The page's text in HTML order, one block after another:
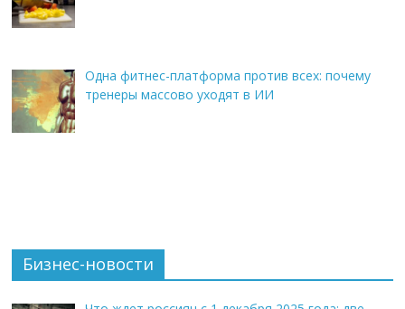
Одна фитнес-платформа против всех: почему
тренеры массово уходят в ИИ
Бизнес-новости